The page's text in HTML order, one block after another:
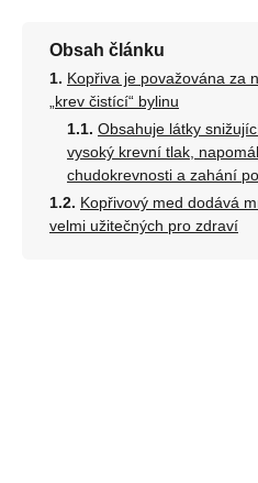
Obsah článku
Kopřiva je považována za
„krev čistící“ bylinu
Obsahuje látky
vysoký krevní tlak,
chudokrevnosti a zahání
Kopřivový med dodává
velmi užitečných pro zdraví